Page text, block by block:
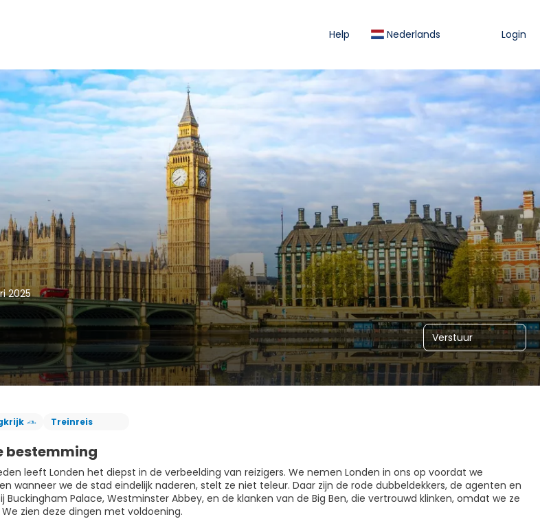
Help Nederlands Login
2025
Verstuur
Treinreis
bestemming
leeft Londen het diepst in de verbeelding van reizigers. We nemen Londen in ons op voordat we
wanneer we de stad eindelijk naderen, stelt ze niet teleur. Daar zijn de rode dubbeldekkers, de agenten en
Buckingham Palace, Westminster Abbey, en de klanken van de Big Ben, die vertrouwd klinken, omdat we ze
zien deze dingen met voldoening.